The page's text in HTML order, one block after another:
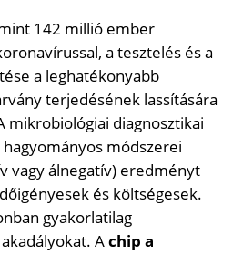
142 millió ember
a tesztelés és a
a leghatékonyabb
terjedésének lassítására
mikrobiológiai diagnosztikai
módszerei
vagy álnegatív) eredményt
és költségesek.
gyakorlatilag
Achip a